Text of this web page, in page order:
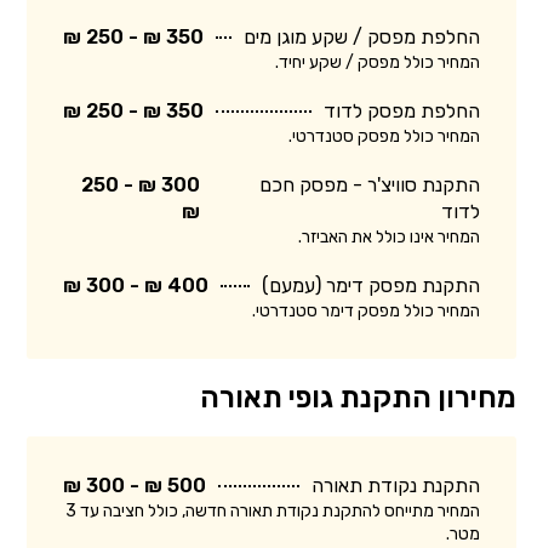
החלפת מפסק / שקע מוגן מים 350 ₪ - 250 ₪
המחיר כולל מפסק / שקע יחיד.
החלפת מפסק לדוד 350 ₪ - 250 ₪
המחיר כולל מפסק סטנדרטי.
התקנת סוויצ'ר - מפסק חכם
לדוד
300 ₪ - 250
₪
המחיר אינו כולל את האביזר.
התקנת מפסק דימר (עמעם) 400 ₪ - 300 ₪
המחיר כולל מפסק דימר סטנדרטי.
מחירון התקנת גופי תאורה
התקנת נקודת תאורה 500 ₪ - 300 ₪
המחיר מתייחס להתקנת נקודת תאורה חדשה, כולל חציבה עד 3
מטר.